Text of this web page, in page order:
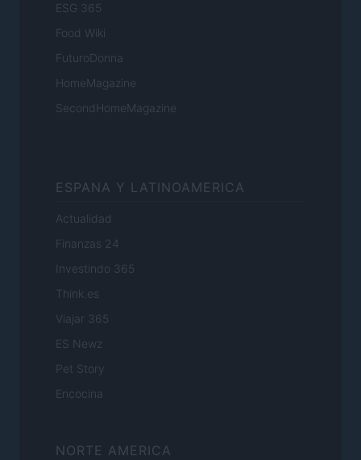
ESG 365
Food Wiki
FuturoDonna
HomeMagazine
SecondHomeMagazine
ESPANA Y LATINOAMERICA
Actualidad
Finanzas 24
Investindo 365
Think.es
Viajar 365
ES Newz
Pet Story
Encocina
NORTE AMERICA